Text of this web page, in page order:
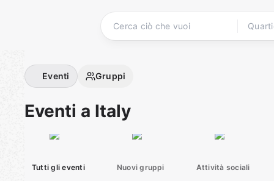
Eventi Gruppi
Eventi a Italy
Tutti gli eventi Nuovi gruppi Attività sociali